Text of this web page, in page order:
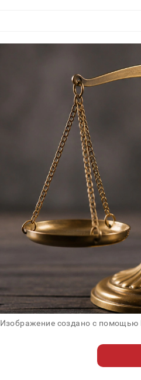
Изображение создано с помощью